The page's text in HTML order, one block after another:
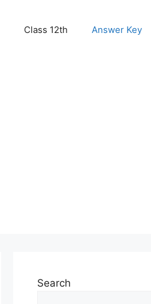
Class 12th Answer Key
Search